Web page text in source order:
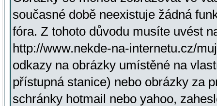
současné době neexistuje žádná
fóra. Z tohoto důvodu musíte uvést
http://www.nekde-na-internetu.cz/
odkazy na obrázky umístěné na
přístupná stanice) nebo obrázky za
schránky hotmail nebo yahoo,